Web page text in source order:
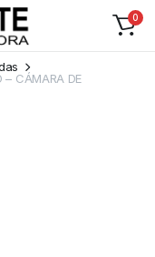
0
– CÁMARA DE